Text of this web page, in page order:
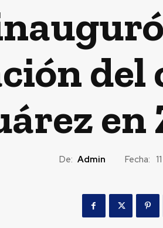
en
De: Admin Fecha: